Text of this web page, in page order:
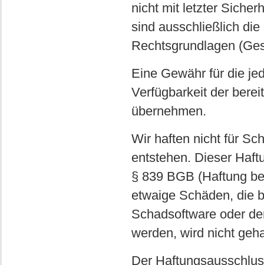
nicht mit letzter
sind ausschließlich
Rechtsgrundlagen
Eine Gewähr für die
Verfügbarkeit der
übernehmen.
Wir haften nicht für
entstehen. Dieser
§ 839 BGB (Haftung
etwaige Schäden, die
Schadsoftware oder
werden, wird nicht
Der